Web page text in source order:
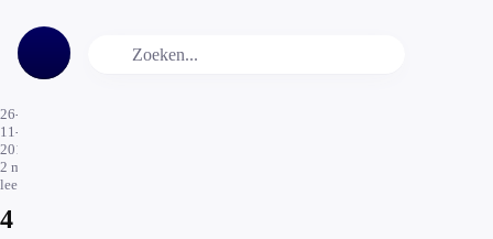
26-
11-
2015
2 min.
leestijd
4